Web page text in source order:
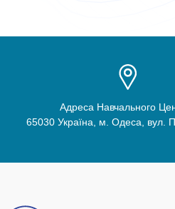
Адреса Навчального
65030 Україна, м. Одеса, вул.